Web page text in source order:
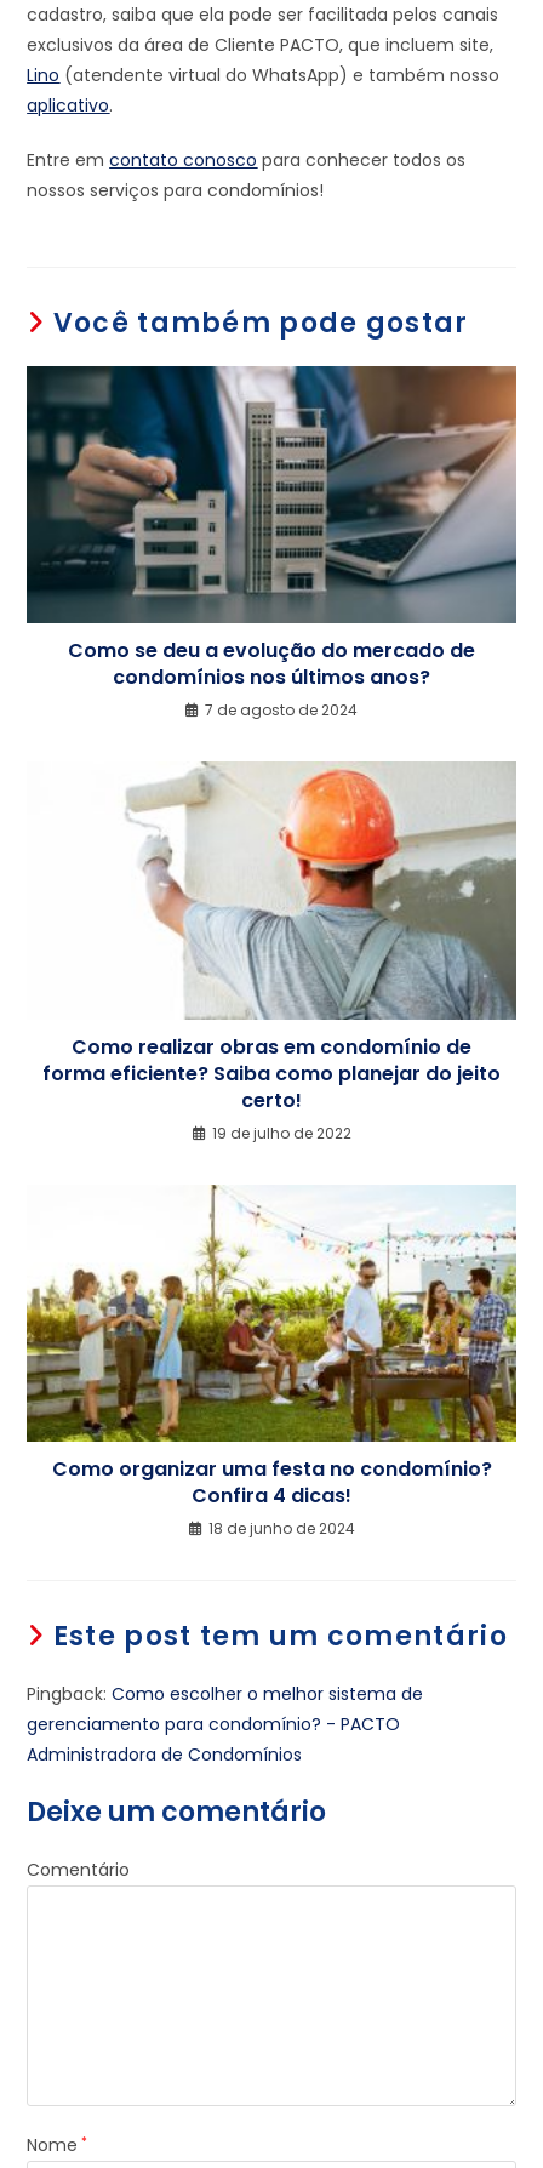
cadastro, saiba que ela pode ser facilitada pelos canais
exclusivos da área de Cliente PACTO, que incluem site,
Lino (atendente virtual do WhatsApp) e também nosso
aplicativo.
Entre emcontato conosco para conhecer todos os
nossos serviços para condomínios!
Você também pode gostar
Como se deu a evolução do mercado de
condomínios nos últimos anos?
7 de agosto de 2024
Como realizar obras em condomínio de
forma eficiente? Saiba como planejar do jeito
certo!
19 de julho de 2022
Como organizar uma festa no condomínio?
Confira 4 dicas!
18 de junho de 2024
Este post tem um comentário
Pingback:Como escolher o melhor sistema de
gerenciamento para condomínio? - PACTO
Administradora de Condomínios
Deixe um comentário
Comentário
Nome *